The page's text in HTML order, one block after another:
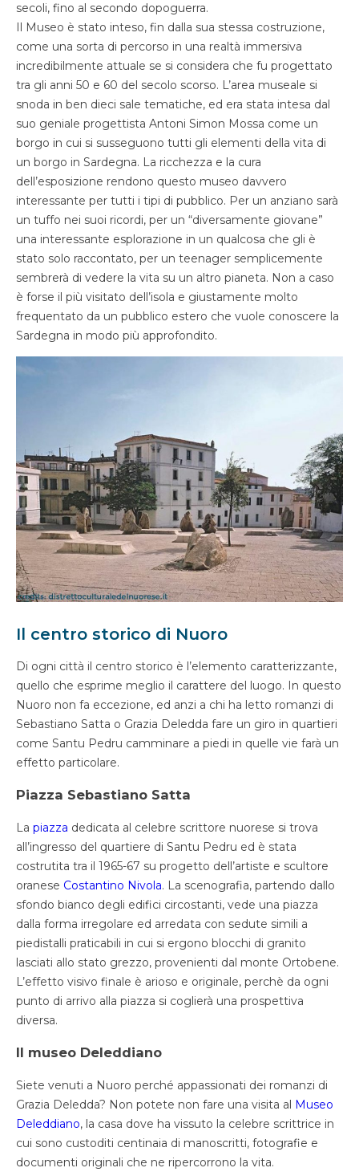
secoli, fino al secondo dopoguerra.
Il Museo è stato inteso, fin dalla sua stessa costruzione,
come una sorta di percorso in una realtà immersiva
incredibilmente attuale se si considera che fu progettato
tra gli anni 50 e 60 del secolo scorso. L’area museale si
snoda in ben dieci sale tematiche, ed era stata intesa dal
suo geniale progettista Antoni Simon Mossa come un
borgo in cui si susseguono tutti gli elementi della vita di
un borgo in Sardegna. La ricchezza e la cura
dell’esposizione rendono questo museo davvero
interessante per tutti i tipi di pubblico. Per un anziano sarà
un tuffo nei suoi ricordi, per un “diversamente giovane”
una interessante esplorazione in un qualcosa che gli è
stato solo raccontato, per un teenager semplicemente
sembrerà di vedere la vita su un altro pianeta. Non a caso
è forse il più visitato dell’isola e giustamente molto
frequentato da un pubblico estero che vuole conoscere la
Sardegna in modo più approfondito.
Il centro storico di Nuoro
Di ogni città il centro storico è l’elemento caratterizzante,
quello che esprime meglio il carattere del luogo. In questo
Nuoro non fa eccezione, ed anzi a chi ha letto romanzi di
Sebastiano Satta o Grazia Deledda fare un giro in quartieri
come Santu Pedru camminare a piedi in quelle vie farà un
effetto particolare.
Piazza Sebastiano Satta
La piazza dedicata al celebre scrittore nuorese si trova
all’ingresso del quartiere di Santu Pedru ed è stata
costrutita tra il 1965-67 su progetto dell’artiste e scultore
oranese Costantino Nivola. La scenografia, partendo dallo
sfondo bianco degli edifici circostanti, vede una piazza
dalla forma irregolare ed arredata con sedute simili a
piedistalli praticabili in cui si ergono blocchi di granito
lasciati allo stato grezzo, provenienti dal monte Ortobene.
L’effetto visivo finale è arioso e originale, perchè da ogni
punto di arrivo alla piazza si coglierà una prospettiva
diversa.
Il museo Deleddiano
Siete venuti a Nuoro perché appassionati dei romanzi di
Grazia Deledda? Non potete non fare una visita al Museo
Deleddiano, la casa dove ha vissuto la celebre scrittrice in
cui sono custoditi centinaia di manoscritti, fotografie e
documenti originali che ne ripercorrono la vita.